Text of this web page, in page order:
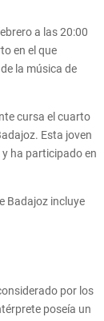
a las 20:00
en el que
la música de
cursa el cuarto
Esta joven
y ha participado en
Badajoz incluye
por los
poseía un